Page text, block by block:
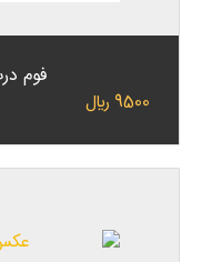
فوم
9500 ﷼